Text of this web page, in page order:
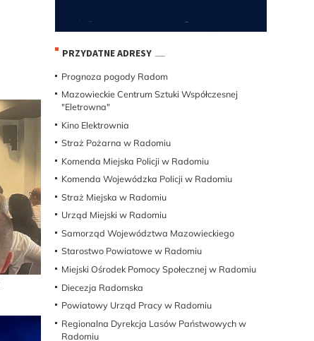
PRZYDATNE ADRESY
Prognoza pogody Radom
Mazowieckie Centrum Sztuki Współczesnej
"Eletrowna"
Kino Elektrownia
Straż Pożarna w Radomiu
Komenda Miejska Policji w Radomiu
Komenda Wojewódzka Policji w Radomiu
Straż Miejska w Radomiu
Urząd Miejski w Radomiu
Samorząd Województwa Mazowieckiego
Starostwo Powiatowe w Radomiu
Miejski Ośrodek Pomocy Społecznej w Radomiu
Diecezja Radomska
Powiatowy Urząd Pracy w Radomiu
Regionalna Dyrekcja Lasów Państwowych w
Radomiu